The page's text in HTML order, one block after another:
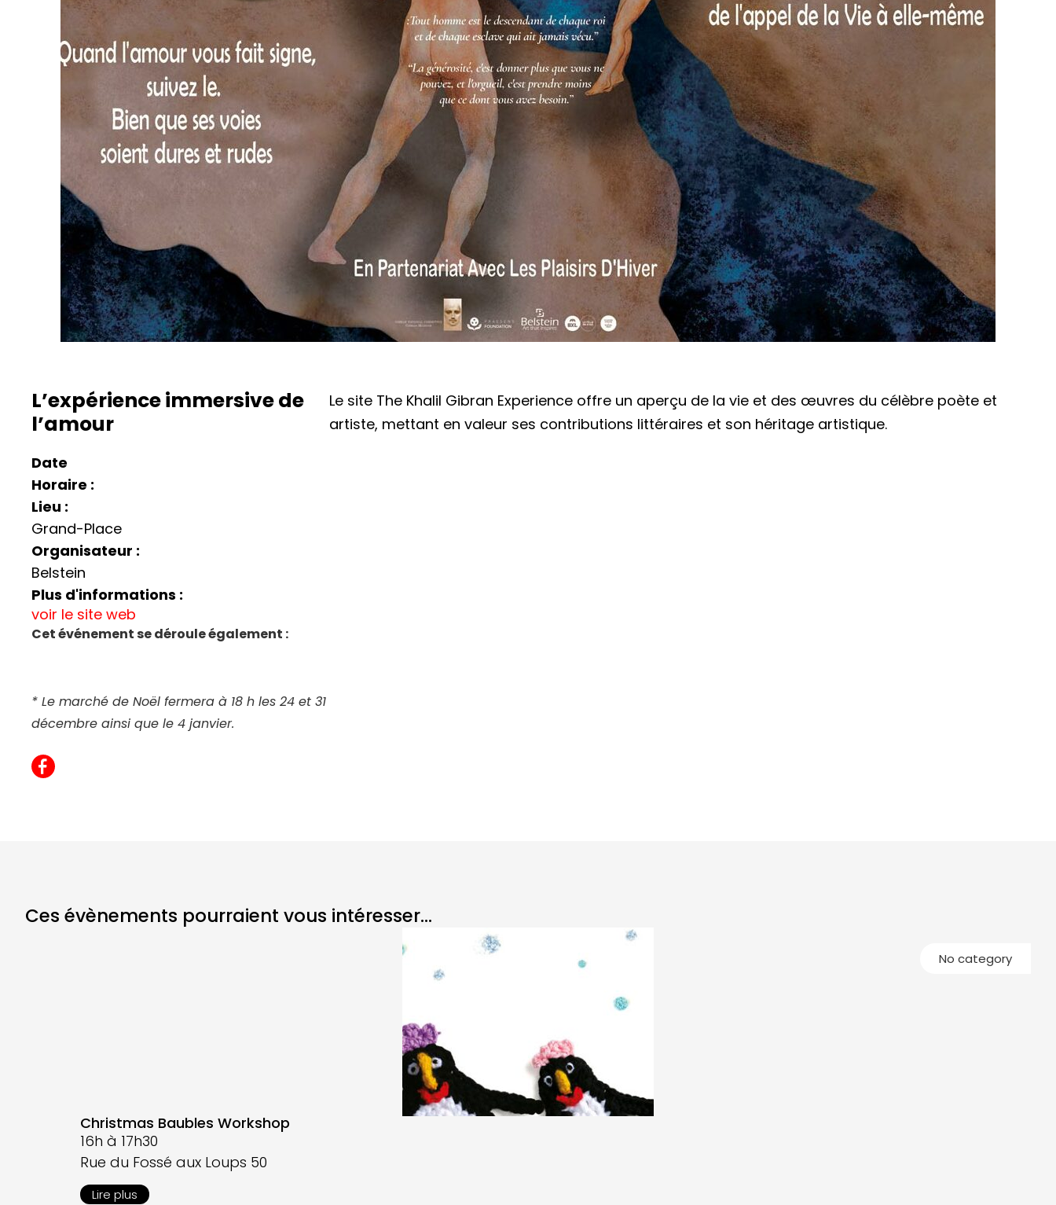
L’expérience immersive de
l’amour
Date
Horaire :
Lieu :
Grand-Place
Organisateur :
Belstein
Plus d'informations :
voir le site web
Cet événement se déroule également :
* Le marché de Noël fermera à 18 h les 24 et 31
décembre ainsi que le 4 janvier.
Le site The Khalil Gibran Experience offre un aperçu de la vie et des œuvres du célèbre poète et
artiste, mettant en valeur ses contributions littéraires et son héritage artistique.
Ces évènements pourraient vous intéresser...
No category
Christmas Baubles Workshop
16h à 17h30
Rue du Fossé aux Loups 50
Lire plus